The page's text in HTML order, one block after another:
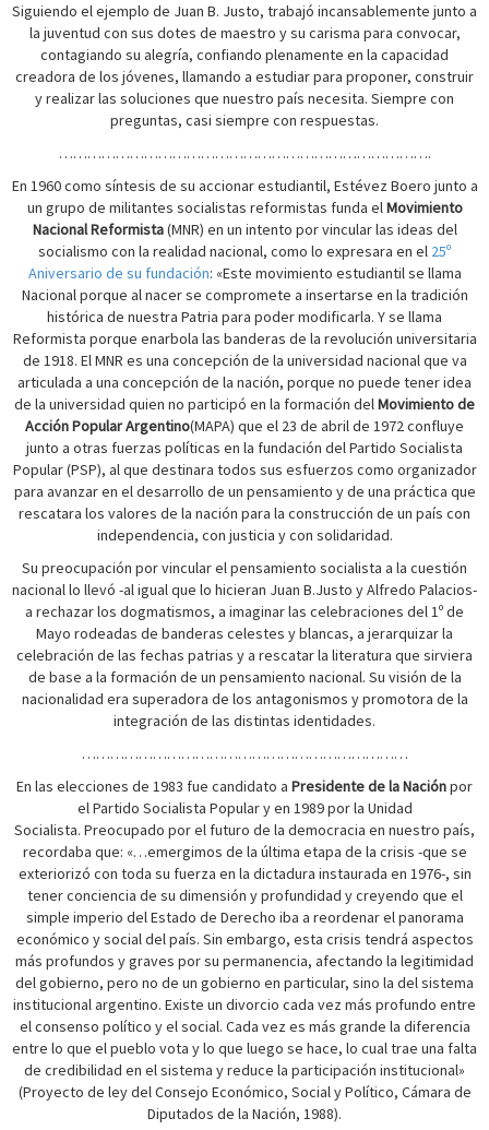
Siguiendo el ejemplo de Juan B. Justo, trabajó incansablemente junto a
la juventud con sus dotes de maestro y su carisma para convocar,
contagiando su alegría, confiando plenamente en la capacidad
creadora de los jóvenes, llamando a estudiar para proponer, construir
y realizar las soluciones que nuestro país necesita. Siempre con
preguntas, casi siempre con respuestas.
…………………………………………………………………….
En 1960 como síntesis de su accionar estudiantil, Estévez Boero junto a
un grupo de militantes socialistas reformistas funda elMovimiento
Nacional Reformista(MNR) en un intento por vincular las ideas del
socialismo con la realidad nacional, como lo expresara en el 25º
Aniversario de su fundación: «Este movimiento estudiantil se llama
Nacional porque al nacer se compromete a insertarse en la tradición
histórica de nuestra Patria para poder modificarla. Y se llama
Reformista porque enarbola las banderas de la revolución universitaria
de 1918. El MNR es una concepción de la universidad nacional que va
articulada a una concepción de la nación, porque no puede tener idea
de la universidad quien no participó en la formación delMovimiento de
Acción Popular Argentino(MAPA) que el 23 de abril de 1972 confluye
junto a otras fuerzas políticas en la fundación del Partido Socialista
Popular (PSP), al que destinara todos sus esfuerzos como organizador
para avanzar en el desarrollo de un pensamiento y de una práctica que
rescatara los valores de la nación para la construcción de un país con
independencia, con justicia y con solidaridad.
Su preocupación por vincular el pensamiento socialista a la cuestión
nacional lo llevó -al igual que lo hicieran Juan B.Justo y Alfredo Palacios-
a rechazar los dogmatismos, a imaginar las celebraciones del 1º de
Mayo rodeadas de banderas celestes y blancas, a jerarquizar la
celebración de las fechas patrias y a rescatar la literatura que sirviera
de base a la formación de un pensamiento nacional. Su visión de la
nacionalidad era superadora de los antagonismos y promotora de la
integración de las distintas identidades.
……………………………………………………………
En las elecciones de 1983 fue candidato a Presidente de la Naciónpor
el Partido Socialista Popular y en 1989 por la Unidad
Socialista. Preocupado por el futuro de la democracia en nuestro país,
recordaba que: «…emergimos de la última etapa de la crisis -que se
exteriorizó con toda su fuerza en la dictadura instaurada en 1976-, sin
tener conciencia de su dimensión y profundidad y creyendo que el
simple imperio del Estado de Derecho iba a reordenar el panorama
económico y social del país. Sin embargo, esta crisis tendrá aspectos
más profundos y graves por su permanencia, afectando la legitimidad
del gobierno, pero no de un gobierno en particular, sino la del sistema
institucional argentino. Existe un divorcio cada vez más profundo entre
el consenso político y el social. Cada vez es más grande la diferencia
entre lo que el pueblo vota y lo que luego se hace, lo cual trae una falta
de credibilidad en el sistema y reduce la participación institucional»
(Proyecto de ley del Consejo Económico, Social y Político, Cámara de
Diputados de la Nación, 1988).